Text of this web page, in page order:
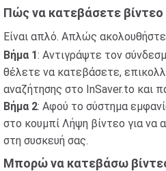
Πώς να κατεβάσετε
Είναι απλό. Απλώς
Βήμα 1: Αντιγράψτε τον
θέλετε να κατεβάσετε,
αναζήτησης στο InSaver.to και
Βήμα 2: Αφού το σύστημα
στο κουμπί Λήψη βίντεο για να
στη συσκευή σας.
Μπορώ να κατεβάσω